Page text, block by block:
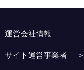
運営会社情報
サイト運営事業者 ＞